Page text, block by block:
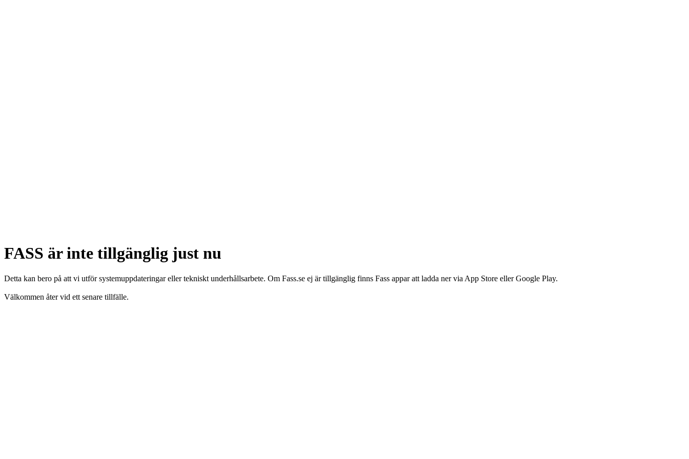
FASS är inte tillgänglig just nu
Detta kan bero på att vi utför systemuppdateringar eller tekniskt underhållsarbete. Om Fass.se ej är tillgänglig finns Fass appar att ladda ner via App Store eller Google Play.
Välkommen åter vid ett senare tillfälle.